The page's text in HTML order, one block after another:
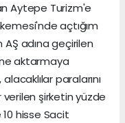
Aytepe Turizm'e
açtığım
adına geçirilen
aktarmaya
paralarını
verilen şirketin yüzde
hisse Sacit